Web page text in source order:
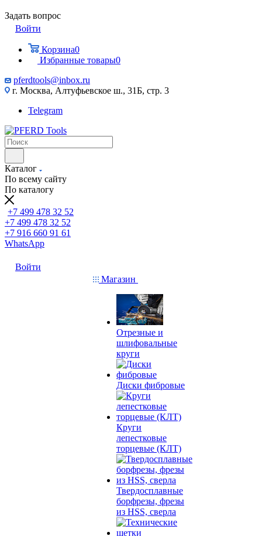
Задать вопрос
Войти
Корзина0
Избранные товары0
pferdtools@inbox.ru
г. Москва, Алтуфьевское ш., 31Б, стр. 3
Telegram
Каталог
По всему сайту
По каталогу
+7 499 478 32 52
+7 499 478 32 52
+7 916 660 91 61
WhatsApp
Войти
Магазин
Отрезные и
шлифовальные
круги
Диски фибровые
Круги
лепестковые
торцевые (КЛТ)
Твердосплавные
борфрезы, фрезы
из HSS, сверла